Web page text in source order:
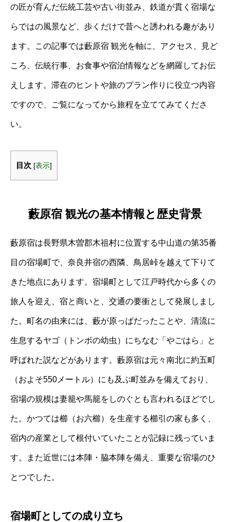
の匠が育んだ伝統工芸や古い街並み、鉄道が貫く宿場な
らではの風景など、歩くだけで昔へと誘われる趣があり
ます。この記事では藪原宿 観光を軸に、アクセス、見ど
ころ、伝統行事、お食事や宿泊情報などを網羅してお伝
えします。滞在のヒントや旅のプラン作りに役立つ内容
ですので、ご覧になってから旅程を立ててみてくださ
い。
目次 [表示]
藪原宿 観光の基本情報と歴史背景
藪原宿は長野県木曽郡木祖村に位置する中山道の第35番
目の宿場町で、奈良井宿の西隣、鳥居峠を越えて下りて
きた地点にあります。宿場町として江戸時代から多くの
旅人を迎え、宿と商いと、交通の要衝として発展しまし
た。町名の由来には、藪が原っぱだったことや、清流に
生息するヤゴ（トンボの幼虫）にちなむ「やごはら」と
呼ばれた説などがあります。藪原宿は元々南北に約五町
（およそ550メートル）にも及ぶ町並みを備えており、
宿場の規模は妻籠や馬籠をしのぐとも言われるほどでし
た。かつては櫛（お六櫛）を生産する櫛引の家も多く、
宿内の産業として根付いていたことが記録に残っていま
す。また近世には本陣・脇本陣を備え、重要な宿場のひ
とつでした。
宿場町としての成り立ち